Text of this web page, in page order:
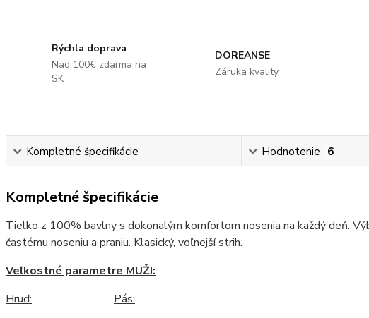
Rýchla doprava
Nad 100€ zdarma na
SK
DOREANSE
Záruka kvality
Kompletné špecifikácie Hodnotenie 6
Kompletné špecifikácie
Tielko z 100% bavlny s dokonalým komfortom nosenia na každý deň.
častému noseniu a praniu. Klasický, voľnejší strih.
Veľkostné parametre MUŽI:
Hruď:
Pás: